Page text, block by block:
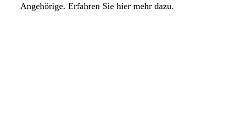
Angehörige. Erfahren Sie hier mehr dazu.